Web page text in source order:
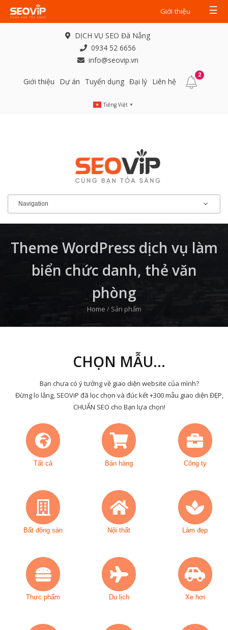
Giới thiệu ☰
DỊCH VỤ SEO Đà Nẵng
0934 52 6656
info@seovip.vn
Giới thiệu Dự án Tuyển dụng Đại lý Liên hệ
2
Tiếng Việt ▼
Theme WordPress dịch vụ làm
biển chức danh, thẻ văn
phòng
Home / Sản phẩm
CHỌN MẪU...
Bạn chưa có ý tưởng về giao diện website của mình?
Đừng lo lắng, SEOViP đã lọc chọn và đúc kết +300 mẫu giao diện ĐẸP,
CHUẨN SEO cho Bạn lựa chọn!
Tất cả Bán hàng Công ty
Bất động sản Nội thất Làm đẹp
Thực phẩm Du lịch Xe hơi